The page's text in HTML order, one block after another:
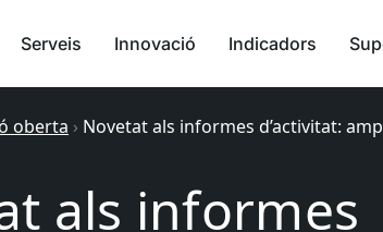
Serveis Innovació Indicadors
oberta › Novetat als informes d’activitat:
als informes